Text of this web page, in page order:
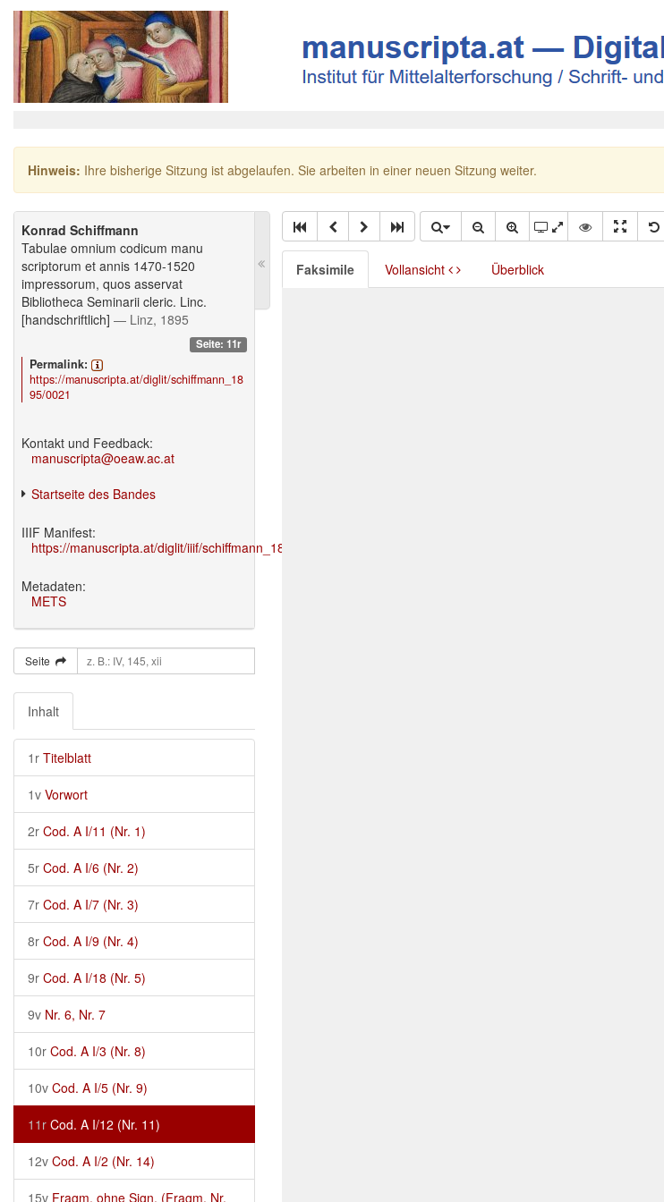
Hinweis: Ihre bisherige Sitzung ist abgelaufen. Sie arbeiten in einer neuen Sitzung weiter.
Konrad Schiffmann
Tabulae omnium codicum manu
scriptorum et annis 1470-1520
impressorum, quos asservat
Bibliotheca Seminarii cleric. Linc.
[handschriftlich] — Linz, 1895
Seite: 11r
Permalink:
https://manuscripta.at/diglit/schiffmann_18
95/0021
Kontakt und Feedback:
manuscripta@oeaw.ac.at
Startseite des Bandes
IIIF Manifest:
https://manuscripta.at/diglit/iiif/schiffmann_1895/manifest.json
Metadaten:
METS
Seite
Inhalt
1r Titelblatt
1v Vorwort
2r Cod. A I/11 (Nr. 1)
5r Cod. A I/6 (Nr. 2)
7r Cod. A I/7 (Nr. 3)
8r Cod. A I/9 (Nr. 4)
9r Cod. A I/18 (Nr. 5)
9v Nr. 6, Nr. 7
10r Cod. A I/3 (Nr. 8)
10v Cod. A I/5 (Nr. 9)
11r Cod. A I/12 (Nr. 11)
12v Cod. A I/2 (Nr. 14)
15v Fragm. ohne Sign. (Fragm. Nr.
Faksimile Vollansicht Überblick